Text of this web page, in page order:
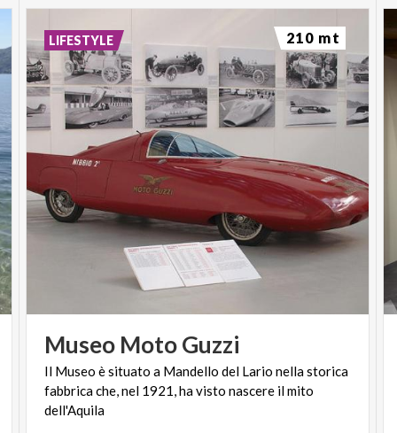
Museo MotoGuzzi
Il Museo è situato a Mandello del Lario nella storica
fabbrica che, nel 1921, ha visto nascere il mito
dell'Aquila
LIFESTYLE 210 mt